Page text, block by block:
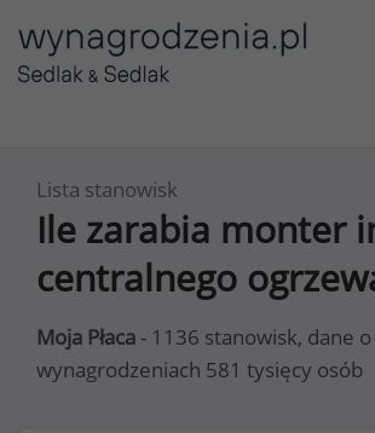
Lista stanowisk
Ile zarabia monter
centralnego
Moja Płaca - 1136 stanowisk, dane o
wynagrodzeniach 581 tysięcy osób